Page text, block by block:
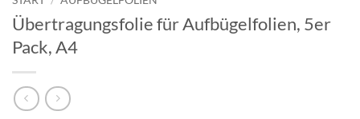
Übertragungsfolie für Aufbügelfolien, 5er
Pack, A4